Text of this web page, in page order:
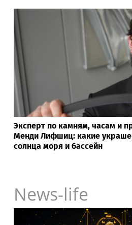
Эксперт по камням, часам и
Менди Лифшиц: какие
солнца моря и бассейн
News-life